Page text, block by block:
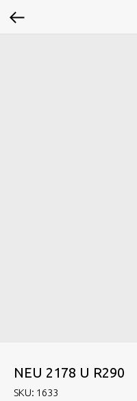
NEU 2178 U R290
SKU: 1633